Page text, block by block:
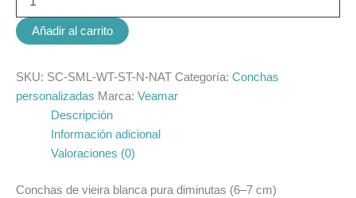
Añadir al carrito
SKU: SC-SML-WT-ST-N-NAT Categoría: Conchas
personalizadas Marca: Veamar
Descripción
Información adicional
Valoraciones (0)
Conchas de vieira blanca pura diminutas (6–7 cm)